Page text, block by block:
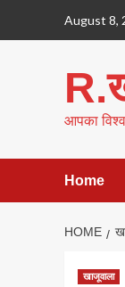
August 8,
आपका
Home
HOME
खाजूवाला